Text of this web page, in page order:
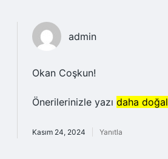
admin
Okan Coşkun!
Önerilerinizle yazı daha doğal
Kasım 24, 2024 Yanıtla